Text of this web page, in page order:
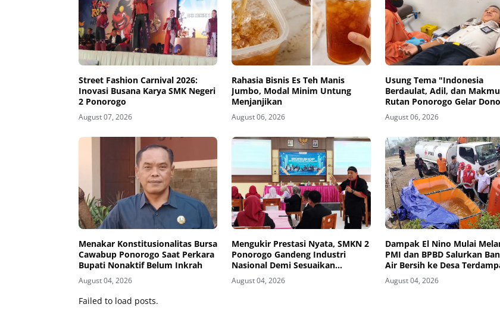
Street Fashion Carnival 2026:
Inovasi Busana Karya SMK Negeri
2 Ponorogo
August 07, 2026
Rahasia Bisnis Es Teh Manis
Jumbo, Modal Minim Untung
Menjanjikan
August 06, 2026
Usung Tema "Indonesia
Berdaulat, Adil, dan
Rutan Ponorogo Gelar
Darah Kemanusiaan Sambut
RI ke-81
August 06, 2026
Menakar Konstitusionalitas Bursa
Cawabup Ponorogo Saat Perkara
Bupati Nonaktif Belum Inkrah
August 04, 2026
Mengukir Prestasi Nyata, SMKN 2
Ponorogo Gandeng Industri
Nasional Demi Sesuaikan
Kurikulum dengan Kebutuhan
Dunia Kerja
August 04, 2026
Dampak El Nino Mulai
PMI dan BPBD Salurkan
Air Bersih ke Desa
Ponorogo
August 04, 2026
Failed to load posts.